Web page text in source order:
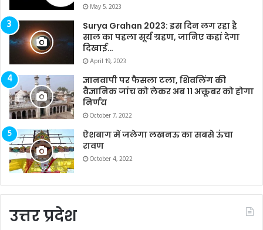
May 5, 2023
Surya Grahan 2023: इस दिन लग रहा है
साल का पहला सूर्य ग्रहण, जानिए कहां देगा
दिखाई…
April 19, 2023
ज्ञानवापी पर फैसला टला, शिवलिंग की
वैज्ञानिक जांच को लेकर अब 11 अक्तूबर को होगा
निर्णय
October 7, 2022
ऐशबाग में जलेगा लखनऊ का सबसे ऊंचा
रावण
October 4, 2022
उत्तर प्रदेश